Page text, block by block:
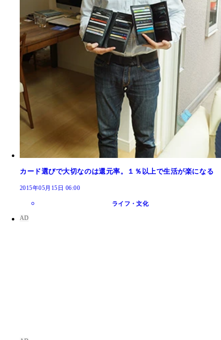
カード選びで大切なのは還元率。１％以上で生活が楽になる
2015年05月15日 06:00
ライフ・文化